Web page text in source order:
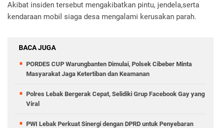
Akibat insiden tersebut mengakibatkan pintu, jendela,serta
kendaraan mobil siaga desa mengalami kerusakan parah.
BACA JUGA
PORDES CUP Warungbanten Dimulai, Polsek Cibeber Minta
Masyarakat Jaga Ketertiban dan Keamanan
Polres Lebak Bergerak Cepat, Selidiki Grup Facebook Gay yang
Viral
PWI Lebak Perkuat Sinergi dengan DPRD untuk Penyebaran